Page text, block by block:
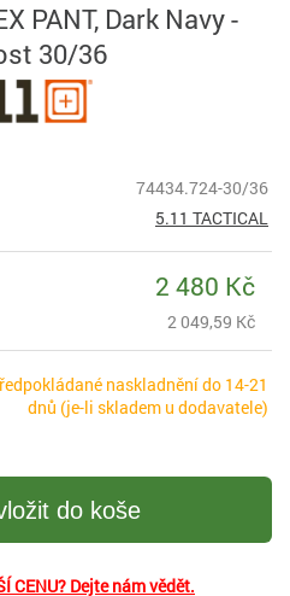
PANT, Dark Navy -
30/36
74434.724-30/36
5.11 TACTICAL
2 480 Kč
2 049,59 Kč
naskladnění do 14-21
dnů (je-li skladem u dodavatele)
do koše
CENU? Dejte nám vědět.